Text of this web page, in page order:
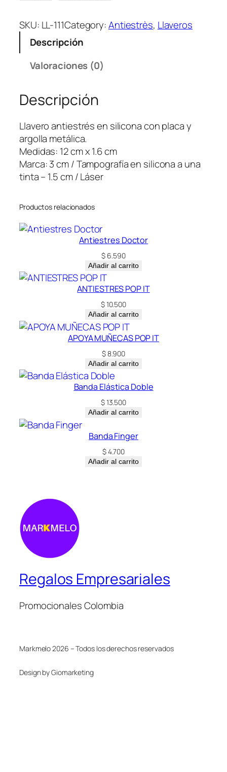
a
v
o
p
c
a
n
t
i
d
SKU: LL-111Category:Antiestrès, Llaveros
Descripción
Valoraciones (0)
Descripción
Llavero antiestrés en silicona con placa y
argolla metálica.
Medidas: 12 cm x 1.6 cm
Marca: 3 cm / Tampografía en silicona a una
tinta – 1.5 cm / Láser
Productos relacionados
Antiestres Doctor
$ 6.590
Añadir al carrito
ANTIESTRES POP IT
$10.500
Añadir al carrito
APOYA MUÑECAS POP IT
$8.900
Añadir al carrito
Banda Elástica Doble
$13.500
Añadir al carrito
Banda Finger
$4.700
Añadir al carrito
Regalos Empresariales
Promocionales Colombia
Markmelo 2026 – Todos los derechos reservados
Design by Giomarketing